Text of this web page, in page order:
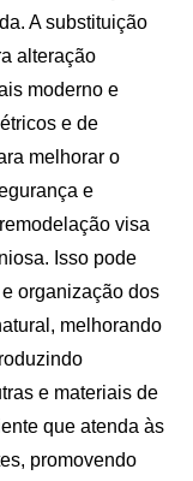
A substituição
alteração
moderno e
e de
melhorar o
e
visa
Isso pode
organização dos
melhorando
e materiais de
que atenda às
promovendo